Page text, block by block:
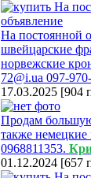
На постоянной
швейцарские
норвежские
72@i.ua 097-
17.03.2025 [904
Продам
также немецкие
0968811353.
01.12.2024 [657